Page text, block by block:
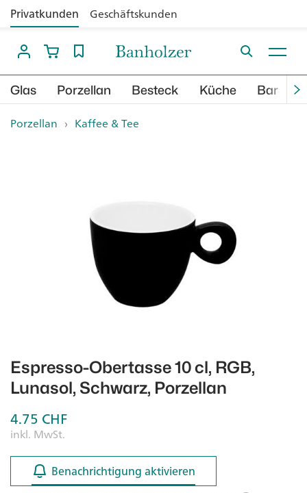
Privatkunden Geschäftskunden
Glas Porzellan Besteck Küche Bar
Porzellan › Kaffee & Tee
Espresso-Obertasse 10 cl, RGB,
Lunasol, Schwarz, Porzellan
4.75 CHF
inkl. MwSt.
Benachrichtigung aktivieren
Benachrichtigung aktivieren